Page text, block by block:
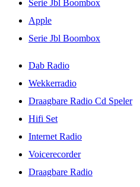
Serie Jbl Boombox
Apple
Serie Jbl Boombox
Dab Radio
Wekkerradio
Draagbare Radio Cd Speler
Hifi Set
Internet Radio
Voicerecorder
Draagbare Radio